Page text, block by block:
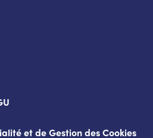
et de Gestion des Cookies